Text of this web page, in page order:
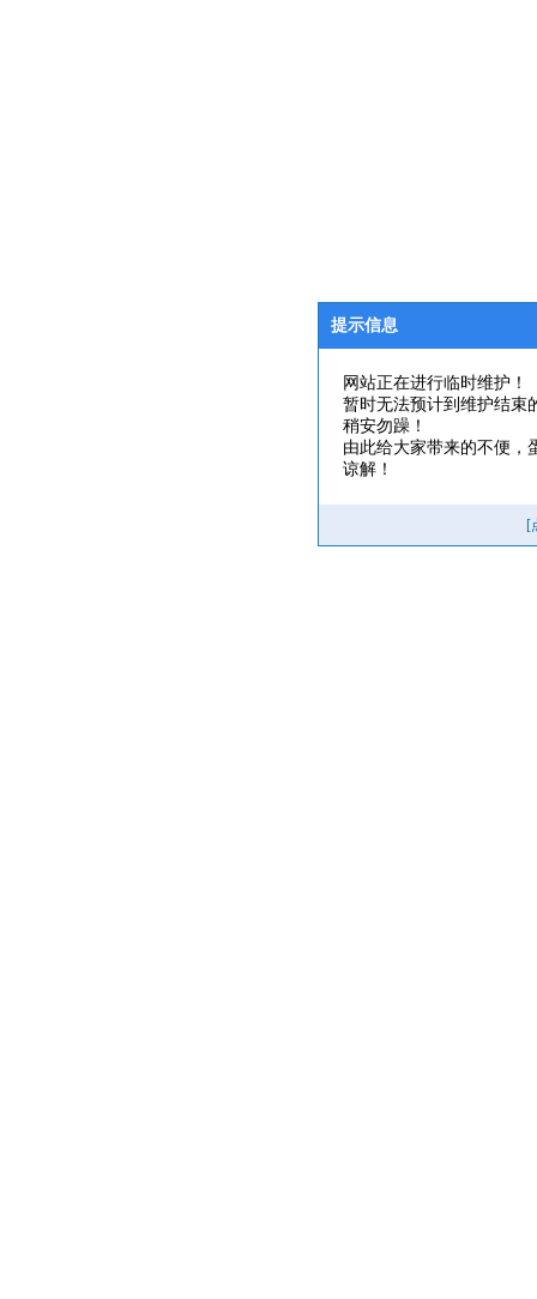
提示信息
网站正在进行临时维护！
暂时无法预计到维护结束
稍安勿躁！
由此给大家带来的不便，
谅解！
[